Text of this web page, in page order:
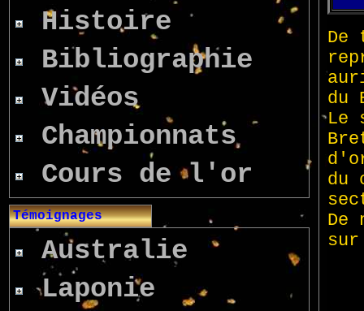
Histoire
Bibliographie
Vidéos
Championnats
Cours de l'or
Témoignages
Australie
Laponie